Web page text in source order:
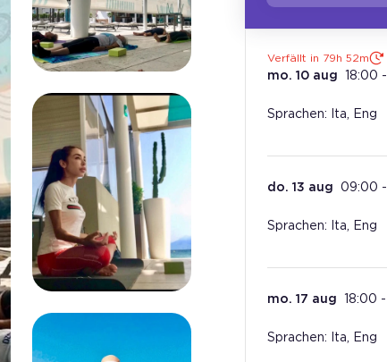
Verfällt in 79h 52m
mo. 10 aug 18:00 -
Sprachen: Ita, Eng
do. 13 aug 09:00 -
Sprachen: Ita, Eng
mo. 17 aug 18:00 -
Sprachen: Ita, Eng